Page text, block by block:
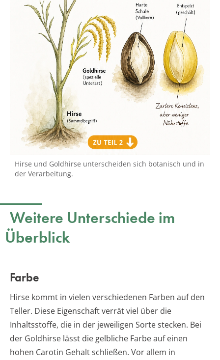
Hirse und Goldhirse unterscheiden sich botanisch und in
der Verarbeitung.
Weitere Unterschiede im
Überblick
Farbe
Hirse kommt in vielen verschiedenen Farben auf den
Teller. Diese Eigenschaft verrät viel über die
Inhaltsstoffe, die in der jeweiligen Sorte stecken. Bei
der Goldhirse lässt die gelbliche Farbe auf einen
hohen Carotin Gehalt schließen. Vor allem in